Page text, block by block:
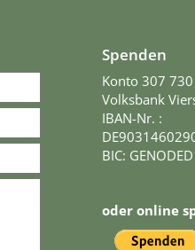
Spenden
Konto 307
Volksbank
IBAN-Nr. :
BIC:
oder online